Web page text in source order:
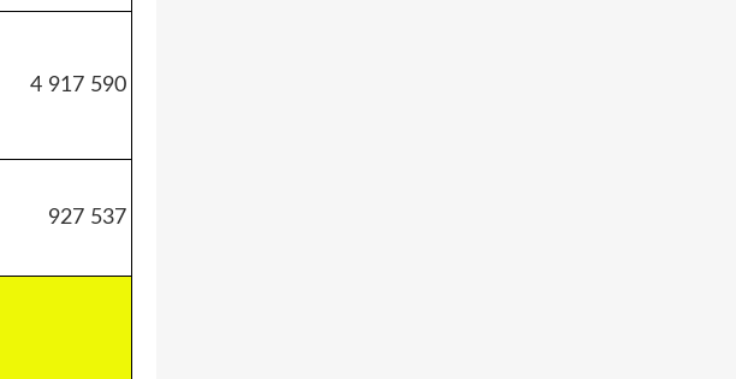
4 917 590
927 537